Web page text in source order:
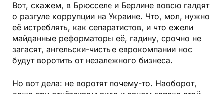
Вот, скажем, в Брюсселе и Берлине вовсю галдят
о разгуле коррупции на Украине. Что, мол, нужно
её истреб­лять, как сепаратистов, и что ежели
майданные реформаторы её, гадину, срочно не
загасят, ангельски-чистые еврокомпании нос
будут воротить от незалежного бизнеса.
Но вот дела: не воротят почему-то. Наоборот,